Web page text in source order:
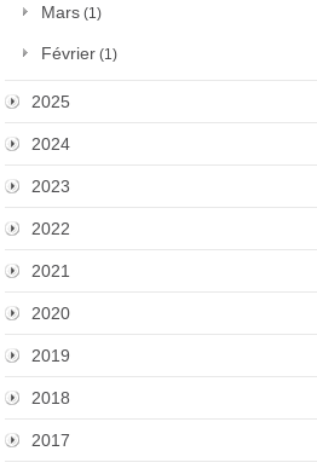
Mars (1)
Février (1)
2025
2024
2023
2022
2021
2020
2019
2018
2017